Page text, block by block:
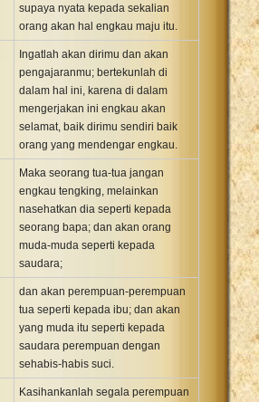
supaya nyata kepada sekalian
orang akan hal engkau maju itu.
Ingatlah akan dirimu dan akan
pengajaranmu; bertekunlah di
dalam hal ini, karena di dalam
mengerjakan ini engkau akan
selamat, baik dirimu sendiri baik
orang yang mendengar engkau.
Maka seorang tua-tua jangan
engkau tengking, melainkan
nasehatkan dia seperti kepada
seorang bapa; dan akan orang
muda-muda seperti kepada
saudara;
dan akan perempuan-perempuan
tua seperti kepada ibu; dan akan
yang muda itu seperti kepada
saudara perempuan dengan
sehabis-habis suci.
Kasihankanlah segala perempuan